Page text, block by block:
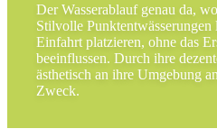
Der Wasserablauf genau da,
Stilvolle Punktentwässerungen
Einfahrt platzieren, ohne das
beeinflussen. Durch ihre
ästhetisch an ihre Umgebung
Zweck.